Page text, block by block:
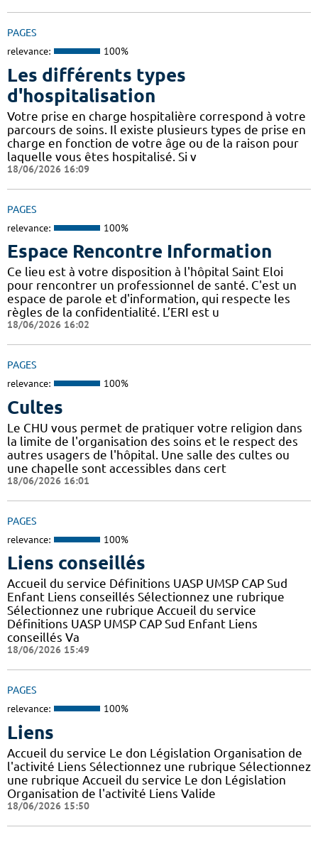
PAGES
relevance: 100%
Les différents types
d'hospitalisation
Votre prise en charge hospitalière correspond à votre
parcours de soins. Il existe plusieurs types de prise en
charge en fonction de votre âge ou de la raison pour
laquelle vous êtes hospitalisé. Si v
18/06/2026 16:09
PAGES
relevance: 100%
Espace Rencontre Information
Ce lieu est à votre disposition à l'hôpital Saint Eloi
pour rencontrer un professionnel de santé. C'est un
espace de parole et d'information, qui respecte les
règles de la confidentialité. L’ERI est u
18/06/2026 16:02
PAGES
relevance: 100%
Cultes
Le CHU vous permet de pratiquer votre religion dans
la limite de l'organisation des soins et le respect des
autres usagers de l'hôpital. Une salle des cultes ou
une chapelle sont accessibles dans cert
18/06/2026 16:01
PAGES
relevance: 100%
Liens conseillés
Accueil du service Définitions UASP UMSP CAP Sud
Enfant Liens conseillés Sélectionnez une rubrique
Sélectionnez une rubrique Accueil du service
Définitions UASP UMSP CAP Sud Enfant Liens
conseillés Va
18/06/2026 15:49
PAGES
relevance: 100%
Liens
Accueil du service Le don Législation Organisation de
l'activité Liens Sélectionnez une rubrique Sélectionnez
une rubrique Accueil du service Le don Législation
Organisation de l'activité Liens Valide
18/06/2026 15:50